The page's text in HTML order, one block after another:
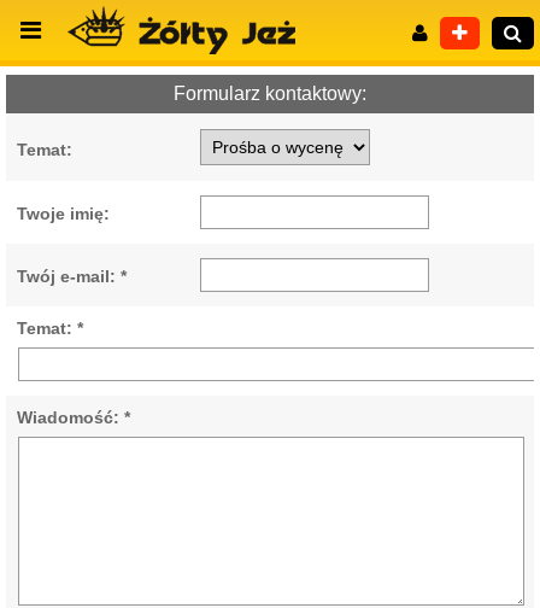
Formularz kontaktowy:
Temat:
Twoje imię:
Twój e-mail: *
Temat: *
Wiadomość: *